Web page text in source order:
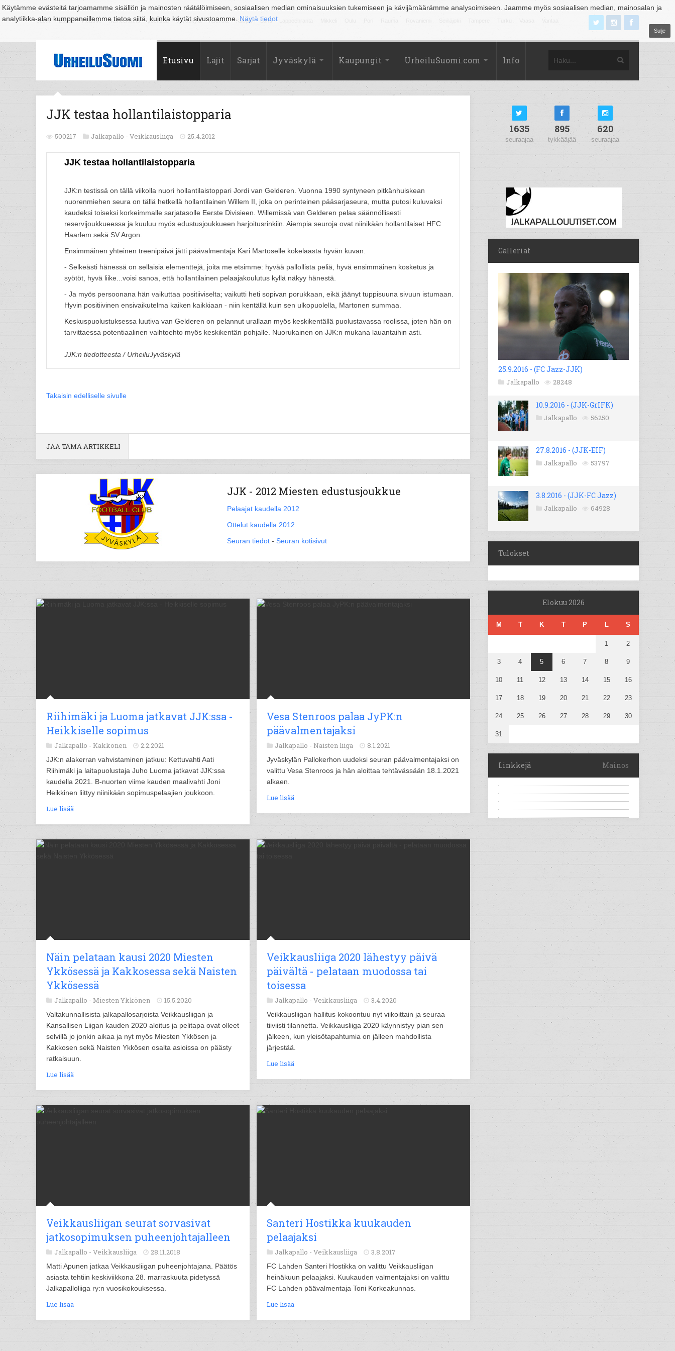
Käytämme evästeitä tarjoamamme sisällön ja mainosten räätälöimiseen, sosiaalisen median ominaisuuksien tukemiseen ja kävijämäärämme analysoimiseen. Jaamme myös sosiaalisen median, mainosalan ja
analytiikka-alan kumppaneillemme tietoa siitä, kuinka käytät sivustoamme. Näytä tiedot
Sulje
Suomi Espoo Helsinki Hämeenlinna Joensuu Jyväskylä Kouvola Kuopio Lahti
Etusivu Lajit Sarjat Jyväskylä Kaupungit UrheiluSuomi.com Info
JJK testaa hollantilaistopparia
500217 Jalkapallo - Veikkausliiga 25.4.2012
JJK testaa hollantilaistopparia
JJK:n testissä on tällä viikolla nuori hollantilaistoppari Jordi van Gelderen. Vuonna 1990 syntyneen pitkänhuiskean
nuorenmiehen seura on tällä hetkellä hollantilainen Willem II, joka on perinteinen pääsarjaseura, mutta putosi kuluvaksi
kaudeksi toiseksi korkeimmalle sarjatasolle Eerste Divisieen. Willemissä van Gelderen pelaa säännöllisesti
reservijoukkueessa ja kuuluu myös edustusjoukkueen harjoitusrinkiin. Aiempia seuroja ovat niinikään hollantilaiset HFC
Haarlem sekä SV Argon.
Ensimmäinen yhteinen treenipäivä jätti päävalmentaja Kari Martoselle kokelaasta hyvän kuvan.
- Selkeästi hänessä on sellaisia elementtejä, joita me etsimme: hyvää pallollista peliä, hyvä ensimmäinen kosketus ja
syötöt, hyvä liike...voisi sanoa, että hollantilainen pelaajakoulutus kyllä näkyy hänestä.
- Ja myös persoonana hän vaikuttaa positiiviselta; vaikutti heti sopivan porukkaan, eikä jäänyt tuppisuuna sivuun istumaan.
Hyvin positiivinen ensivaikutelma kaiken kaikkiaan - niin kentällä kuin sen ulkopuolella, Martonen summaa.
Keskuspuolustuksessa luutiva van Gelderen on pelannut urallaan myös keskikentällä puolustavassa roolissa, joten hän on
tarvittaessa potentiaalinen vaihtoehto myös keskikentän pohjalle. Nuorukainen on JJK:n mukana lauantaihin asti.
JJK:n tiedotteesta / UrheiluJyväskylä
Takaisin edelliselle sivulle
JAA TÄMÄ ARTIKKELI
JJK - 2012 Miesten edustusjoukkue
Pelaajat kaudella 2012
Ottelut kaudella 2012
Seuran tiedot - Seuran kotisivut
Riihimäki ja Luoma jatkavat JJK:ssa -
Heikkiselle sopimus
Jalkapallo - Kakkonen 2.2.2021
JJK:n alakerran vahvistaminen jatkuu: Kettuvahti Aati
Riihimäki ja laitapuolustaja Juho Luoma jatkavat JJK:ssa
kaudella 2021. B-nuorten viime kauden maalivahti Joni
Heikkinen liittyy niinikään sopimuspelaajien joukkoon.
Lue lisää
Vesa Stenroos palaa JyPK:n
päävalmentajaksi
Jalkapallo - Naisten liiga 8.1.2021
Jyväskylän Pallokerhon uudeksi seuran päävalmentajaksi on
valittu Vesa Stenroos ja hän aloittaa tehtävässään 18.1.2021
alkaen.
Lue lisää
Näin pelataan kausi 2020 Miesten
Ykkösessä ja Kakkosessa sekä Naisten
Ykkösessä
Jalkapallo - Miesten Ykkönen 15.5.2020
Valtakunnallisista jalkapallosarjoista Veikkausliigan ja
Kansallisen Liigan kauden 2020 aloitus ja pelitapa ovat olleet
selvillä jo jonkin aikaa ja nyt myös Miesten Ykkösen ja
Kakkosen sekä Naisten Ykkösen osalta asioissa on päästy
ratkaisuun.
Lue lisää
Veikkausliiga 2020 lähestyy päivä
päivältä - pelataan muodossa tai
toisessa
Jalkapallo - Veikkausliiga 3.4.2020
Veikkausliigan hallitus kokoontuu nyt viikoittain ja seuraa
tiiviisti tilannetta. Veikkausliiga 2020 käynnistyy pian sen
jälkeen, kun yleisötapahtumia on jälleen mahdollista
järjestää.
Lue lisää
Veikkausliigan seurat sorvasivat
jatkosopimuksen puheenjohtajalleen
Jalkapallo - Veikkausliiga 28.11.2018
Matti Apunen jatkaa Veikkausliigan puheenjohtajana. Päätös
asiasta tehtiin keskiviikkona 28. marraskuuta pidetyssä
Jalkapalloliiga ry:n vuosikokouksessa.
Lue lisää
Santeri Hostikka kuukauden
pelaajaksi
Jalkapallo - Veikkausliiga 3.8.2017
FC Lahden Santeri Hostikka on valittu Veikkausliigan
heinäkuun pelaajaksi. Kuukauden valmentajaksi on valittu
FC Lahden päävalmentaja Toni Korkeakunnas.
Lue lisää
1635
seuraajaa
895
tykkääjää
620
seuraajaa
Galleriat
25.9.2016 - (FC Jazz-JJK)
Jalkapallo 28248
10.9.2016 - (JJK-GrIFK)
Jalkapallo 56250
27.8.2016 - (JJK-EIF)
Jalkapallo 53797
3.8.2016 - (JJK-FC Jazz)
Jalkapallo 64928
Tulokset
Elokuu 2026
M T K T P L S
1 2
3 4 5 6 7 8 9
10 11 12 13 14 15 16
17 18 19 20 21 22 23
24 25 26 27 28 29 30
31
Linkkejä Mainos